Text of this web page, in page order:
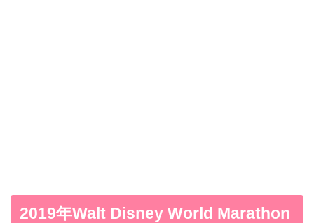
2019年Walt Disney World Marathon